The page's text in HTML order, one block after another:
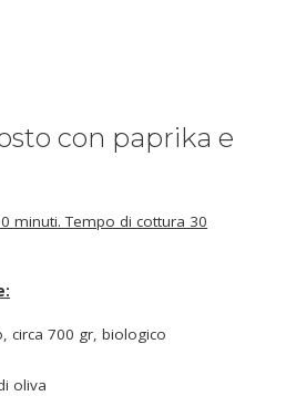
con paprika e
minuti. Tempo di cottura 30
circa 700 gr, biologico
oliva